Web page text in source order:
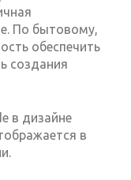
По бытовому,
обеспечить
создания
в дизайне
в